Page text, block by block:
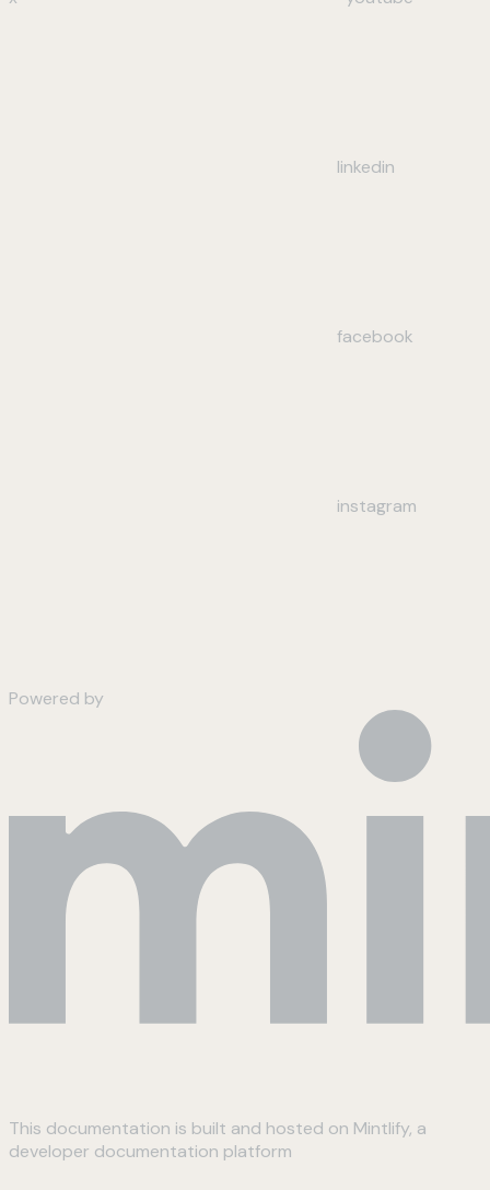
linkedin
facebook
instagram
Powered by
This documentation is built and hosted on Mintlify, a
developer documentation platform